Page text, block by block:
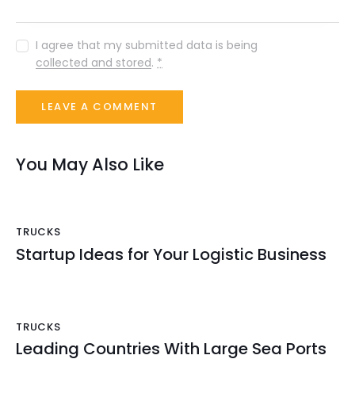
I agree that my submitted data is being
collected and stored. *
You May Also Like
TRUCKS
Startup Ideas for Your Logistic Business
TRUCKS
Leading Countries With Large Sea Ports